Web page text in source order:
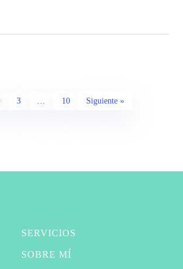
3 10 Siguiente »
SERVICIOS
SOBRE MÍ